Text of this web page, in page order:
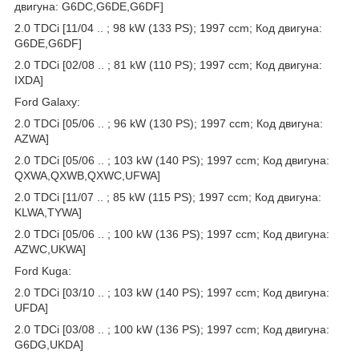
двигуна: G6DC,G6DE,G6DF]
2.0 TDCi [11/04 .. ; 98 kW (133 PS); 1997 ccm; Код двигуна:
G6DE,G6DF]
2.0 TDCi [02/08 .. ; 81 kW (110 PS); 1997 ccm; Код двигуна:
IXDA]
Ford Galaxy:
2.0 TDCi [05/06 .. ; 96 kW (130 PS); 1997 ccm; Код двигуна:
AZWA]
2.0 TDCi [05/06 .. ; 103 kW (140 PS); 1997 ccm; Код двигуна:
QXWA,QXWB,QXWC,UFWA]
2.0 TDCi [11/07 .. ; 85 kW (115 PS); 1997 ccm; Код двигуна:
KLWA,TYWA]
2.0 TDCi [05/06 .. ; 100 kW (136 PS); 1997 ccm; Код двигуна:
AZWC,UKWA]
Ford Kuga:
2.0 TDCi [03/10 .. ; 103 kW (140 PS); 1997 ccm; Код двигуна:
UFDA]
2.0 TDCi [03/08 .. ; 100 kW (136 PS); 1997 ccm; Код двигуна:
G6DG,UKDA]